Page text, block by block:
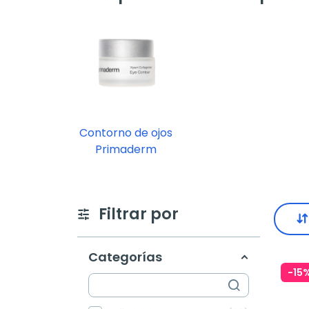
Contorno de ojos
Primaderm
Filtrar por
Categorías
-